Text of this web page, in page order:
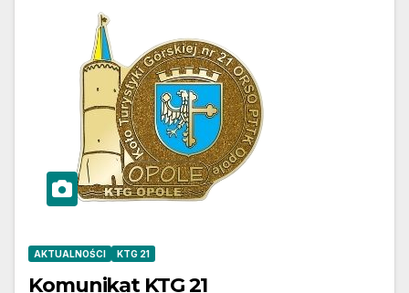
AKTUALNOŚCI KTG 21
Komunikat KTG 21